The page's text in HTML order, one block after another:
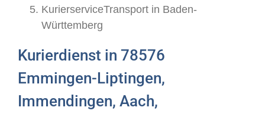
KurierserviceTransport in Baden-
Württemberg
Kurierdienst in 78576
Emmingen-Liptingen,
Immendingen, Aach,